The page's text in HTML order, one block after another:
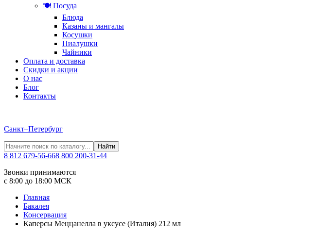
🍽️ Посуда
Блюда
Казаны и мангалы
Косушки
Пиалушки
Чайники
Оплата и доставка
Скидки и акции
О нас
Блог
Контакты
Санкт–Петербург
Найти
8 812 679-56-668 800 200-31-44
Звонки принимаются
с 8:00 до 18:00 МСК
Главная
Бакалея
Консервация
Каперсы Меццанелла в уксусе (Италия) 212 мл